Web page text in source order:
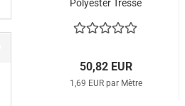
Polyéster Tressé
30 m
50,82 EUR
1,69 EUR par Mètre